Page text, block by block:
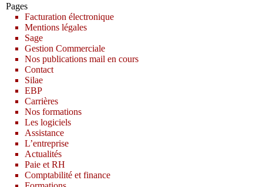
Pages
Facturation électronique
Mentions légales
Sage
Gestion Commerciale
Nos publications mail en cours
Contact
Silae
EBP
Carrières
Nos formations
Les logiciels
Assistance
L’entreprise
Actualités
Paie et RH
Comptabilité et finance